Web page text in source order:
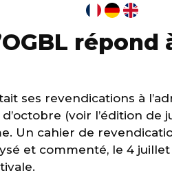
répond
ses revendications à
(voir l’édition de
Un cahier de
et commenté, le 4